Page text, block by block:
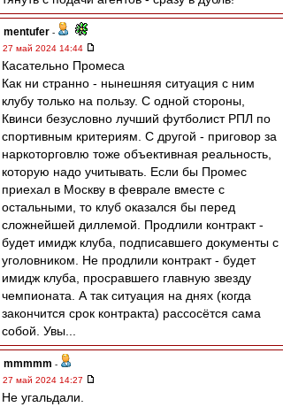
mentufer -
27 май 2024 14:44
Касательно Промеса
Как ни странно - нынешняя ситуация с ним
клубу только на пользу. С одной стороны,
Квинси безусловно лучший футболист РПЛ по
спортивным критериям. С другой - приговор за
наркоторговлю тоже объективная реальность,
которую надо учитывать. Если бы Промес
приехал в Москву в феврале вместе с
остальными, то клуб оказался бы перед
сложнейшей диллемой. Продлили контракт -
будет имидж клуба, подписавшего документы с
уголовником. Не продлили контракт - будет
имидж клуба, просравшего главную звезду
чемпионата. А так ситуация на днях (когда
закончится срок контракта) рассосётся сама
собой. Увы...
mmmmm -
27 май 2024 14:27
Не угальдали.